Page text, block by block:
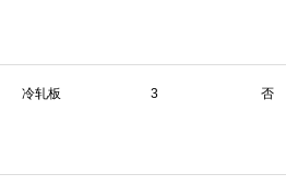
冷轧板 3 否